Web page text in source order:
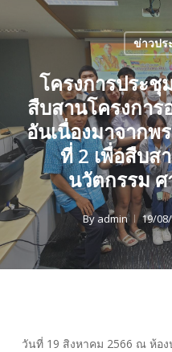
ข่าวป
โครงการประชุ
สืบสานโครงกา
อันเนื่องมาจากพ
ที่ 2 เพื่อสืบส
นวัตกรรม
Byadmin 19/
วันที่ 19 สิงหาคม 2566 ณ ห้อ